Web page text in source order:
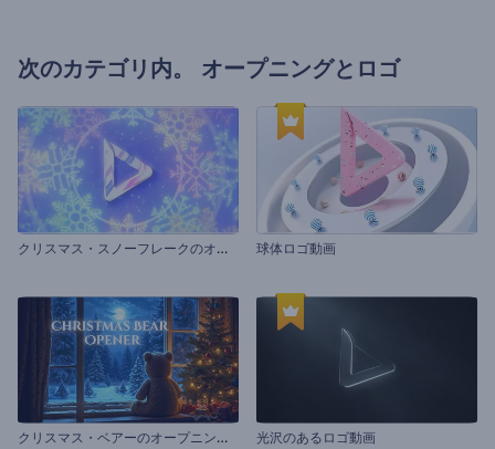
次のカテゴリ内。 オープニングとロゴ
ク
リスマス・スノーフレークのオープニング動画 球体ロゴ動画
ク
リスマス・ベアーのオープニング動画 光沢のあるロゴ動画